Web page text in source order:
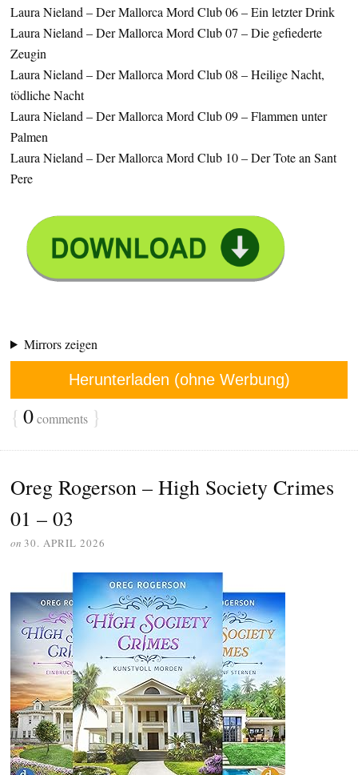
Laura Nieland – Der Mallorca Mord Club 06 – Ein letzter Drink
Laura Nieland – Der Mallorca Mord Club 07 – Die gefiederte
Zeugin
Laura Nieland – Der Mallorca Mord Club 08 – Heilige Nacht,
tödliche Nacht
Laura Nieland – Der Mallorca Mord Club 09 – Flammen unter
Palmen
Laura Nieland – Der Mallorca Mord Club 10 – Der Tote an Sant
Pere
Mirrors zeigen
Herunterladen (ohne Werbung)
{ 0comments }
Oreg Rogerson – High Society Crimes
01 – 03
on 30. APRIL 2026